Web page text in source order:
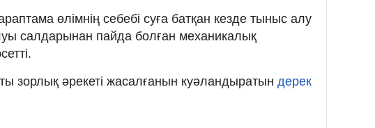
өлімнің себебі суға батқан кезде тыныс алу
салдарынан пайда болған механикалық
зорлық әрекеті жасалғанын куәландыратын дерек